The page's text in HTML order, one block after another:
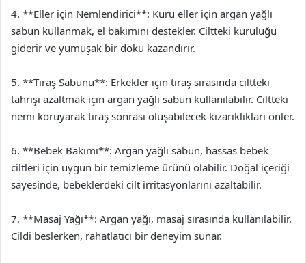
4. **Eller için Nemlendirici**: Kuru eller için argan yağlı
sabun kullanmak, el bakımını destekler. Ciltteki kuruluğu
giderir ve yumuşak bir doku kazandırır.
5. **Tıraş Sabunu**: Erkekler için tıraş sırasında ciltteki
tahrişi azaltmak için argan yağlı sabun kullanılabilir. Ciltteki
nemi koruyarak tıraş sonrası oluşabilecek kızarıklıkları önler.
6. **Bebek Bakımı**: Argan yağlı sabun, hassas bebek
ciltleri için uygun bir temizleme ürünü olabilir. Doğal içeriği
sayesinde, bebeklerdeki cilt irritasyonlarını azaltabilir.
7. **Masaj Yağı**: Argan yağı, masaj sırasında kullanılabilir.
Cildi beslerken, rahatlatıcı bir deneyim sunar.